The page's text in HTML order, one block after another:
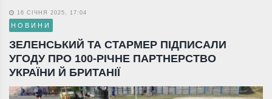
16 СІЧНЯ 2025, 17:04
НОВИНИ
ЗЕЛЕНСЬКИЙ ТА СТАРМЕР ПІДПИСАЛИ
УГОДУ ПРО 100-РІЧНЕ ПАРТНЕРСТВО
УКРАЇНИ Й БРИТАНІЇ